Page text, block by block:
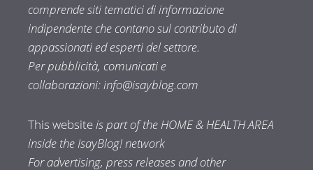
comprende siti tematici di informazione
indipendente che contano sul contributo di
appassionati ed esperti del settore.
Per pubblicità, comunicati e
collaborazioni: info@isayblog.com
This website is part of the HOME & HEALTH AREA
inside the IsayBlog! network
For advertising, press releases and other